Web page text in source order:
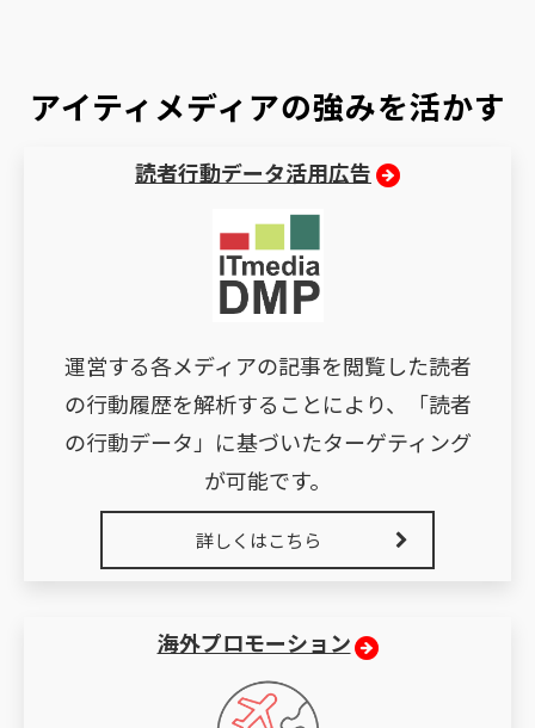
アイティメディアの強みを活かす
読者行動データ活用広告
運営する各メディアの記事を閲覧した読者
の行動履歴を解析することにより、「読者
の行動データ」に基づいたターゲティング
が可能です。
詳しくはこちら
海外プロモーション